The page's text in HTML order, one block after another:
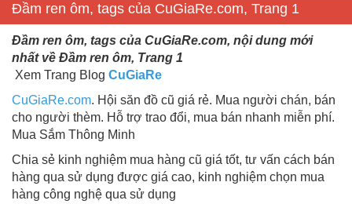
Đầm ren ôm, tags của CuGiaRe.com, Trang 1
Đầm ren ôm, tags của CuGiaRe.com, nội dung mới
nhất về Đầm ren ôm, Trang 1
Xem Trang Blog CuGiaRe
CuGiaRe.com. Hội săn đồ cũ giá rẻ. Mua người chán, bán
cho người thèm. Hỗ trợ trao đổi, mua bán nhanh miễn phí.
Mua Sắm Thông Minh
Chia sẻ kinh nghiệm mua hàng cũ giá tốt, tư vấn cách bán
hàng qua sử dụng được giá cao, kinh nghiệm chọn mua
hàng công nghệ qua sử dụng